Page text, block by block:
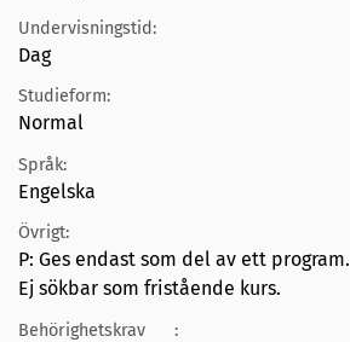
Undervisningstid:
Dag
Studieform:
Normal
Språk:
Engelska
Övrigt:
P: Ges endast som del av ett program.
Ej sökbar som fristående kurs.
Behörighetskrav :